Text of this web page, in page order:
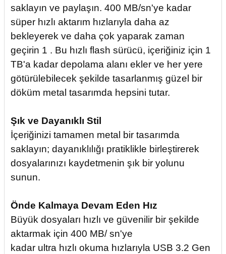
saklayın ve paylaşın. 400 MB/sn'ye kadar
süper hızlı aktarım hızlarıyla daha az
bekleyerek ve daha çok yaparak zaman
geçirin 1 . Bu hızlı flash sürücü, içeriğiniz için 1
TB'a kadar depolama alanı ekler ve her yere
götürülebilecek şekilde tasarlanmış güzel bir
döküm metal tasarımda hepsini tutar.
Şık ve Dayanıklı Stil
İçeriğinizi tamamen metal bir tasarımda
saklayın; dayanıklılığı pratiklikle birleştirerek
dosyalarınızı kaydetmenin şık bir yolunu
sunun.
Önde Kalmaya Devam Eden Hız
Büyük dosyaları hızlı ve güvenilir bir şekilde
aktarmak için 400 MB/ sn'ye
kadar ultra hızlı okuma hızlarıyla USB 3.2 Gen